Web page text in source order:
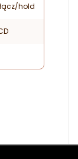
hold